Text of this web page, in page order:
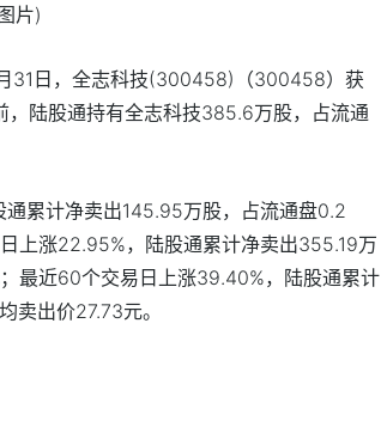
片)
31日，全志科技(300458)（300458）获
陆股通持有全志科技385.6万股，占流通
累计净卖出145.95万股，占流通盘0.2
上涨22.95%，陆股通累计净卖出355.19万
最近60个交易日上涨39.40%，陆股通累计
卖出价27.73元。